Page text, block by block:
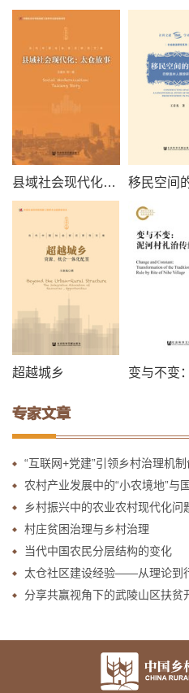
县域社会现代化：太仓故事
超越城乡
专家文章
乡村振兴中的农业农村现代化问
村庄贫困治理与乡村治理
当代中国农民分层结构的变化
太仓社区建设经验——从理论到
分享共赢视角下的武陵山区扶贫